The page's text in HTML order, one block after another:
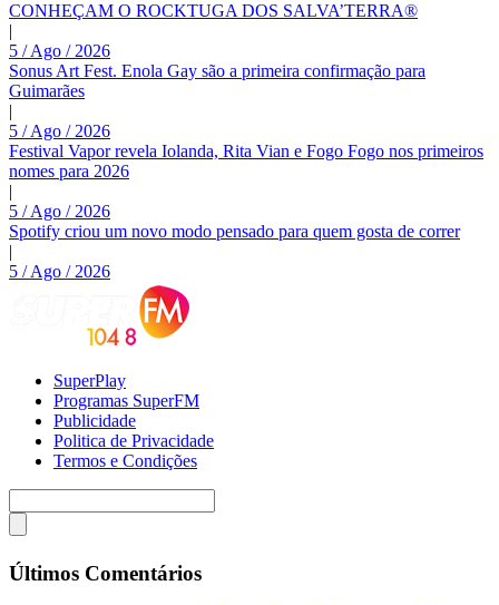
CONHEÇAM O ROCKTUGA DOS SALVA’TERRA®
|
5 / Ago / 2026
Sonus Art Fest. Enola Gay são a primeira confirmação para
Guimarães
|
5 / Ago / 2026
Festival Vapor revela Iolanda, Rita Vian e Fogo Fogo nos primeiros
nomes para 2026
|
5 / Ago / 2026
Spotify criou um novo modo pensado para quem gosta de correr
|
5 / Ago / 2026
SuperPlay
Programas SuperFM
Publicidade
Politica de Privacidade
Termos e Condições
Últimos Comentários